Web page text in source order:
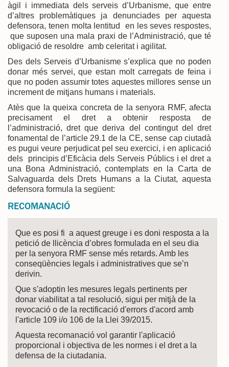
àgil i immediata dels serveis d’Urbanisme, que entre
d’altres problemàtiques ja denunciades per aquesta
defensora, tenen molta lentitud en les seves respostes,
que suposen una mala praxi de l’Administració, que té
obligació de resoldre amb celeritat i agilitat.
Des dels Serveis d’Urbanisme s’explica que no poden
donar més servei, que estan molt carregats de feina i
que no poden assumir totes aquestes millores sense un
increment de mitjans humans i materials.
Atès que la queixa concreta de la senyora RMF, afecta
precisament el dret a obtenir resposta de
l’administració, dret que deriva del contingut del dret
fonamental de l’article 29.1 de la CE, sense cap ciutadà
es pugui veure perjudicat pel seu exercici, i en aplicació
dels principis d’Eficàcia dels Serveis Públics i el dret a
una Bona Administració, contemplats en la Carta de
Salvaguarda dels Drets Humans a la Ciutat, aquesta
defensora formula la següent:
RECOMANACIÓ
Que es posi fi a aquest greuge i es doni resposta a la
petició de llicència d’obres formulada en el seu dia
per la senyora RMF sense més retards. Amb les
conseqüències legals i administratives que se’n
derivin.
Que s'adoptin les mesures legals pertinents per
donar viabilitat a tal resolució, sigui per mitjà de la
revocació o de la rectificació d'errors d'acord amb
l'article 109 i/o 106 de la Llei 39/2015.
Aquesta recomanació vol garantir l'aplicació
proporcional i objectiva de les normes i el dret a la
defensa de la ciutadania.